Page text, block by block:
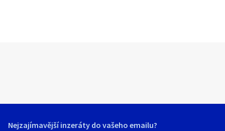
Nejzajímavější inzeráty do vašeho emailu?